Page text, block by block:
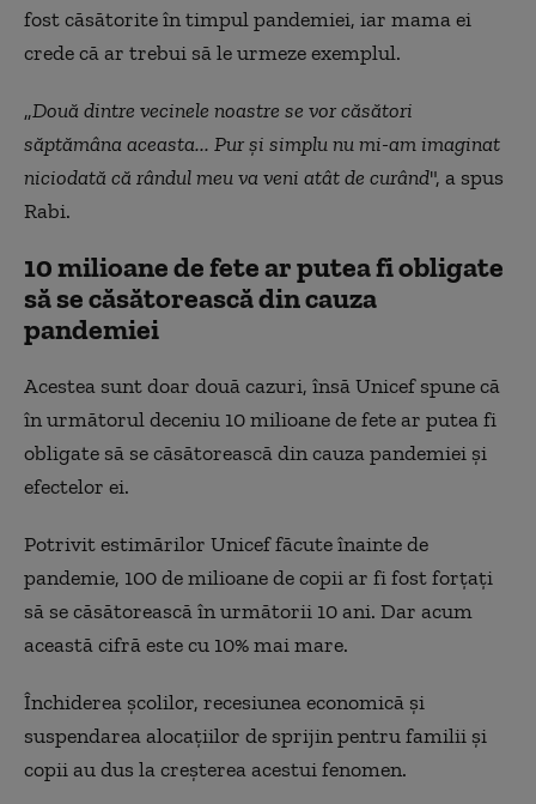
fost căsătorite în timpul pandemiei, iar mama ei
crede că ar trebui să le urmeze exemplul.
„Două dintre vecinele noastre se vor căsători
săptămâna aceasta... Pur și simplu nu mi-am imaginat
niciodată că rândul meu va veni atât de curând", a spus
Rabi.
10 milioane de fete ar putea fi obligate
să se căsătorească din cauza
pandemiei
Acestea sunt doar două cazuri, însă Unicef spune că
în următorul deceniu 10 milioane de fete ar putea fi
obligate să se căsătorească din cauza pandemiei și
efectelor ei.
Potrivit estimărilor Unicef făcute înainte de
pandemie, 100 de milioane de copii ar fi fost forțați
să se căsătorească în următorii 10 ani. Dar acum
această cifră este cu 10% mai mare.
Închiderea școlilor, recesiunea economică și
suspendarea alocațiilor de sprijin pentru familii și
copii au dus la creșterea acestui fenomen.